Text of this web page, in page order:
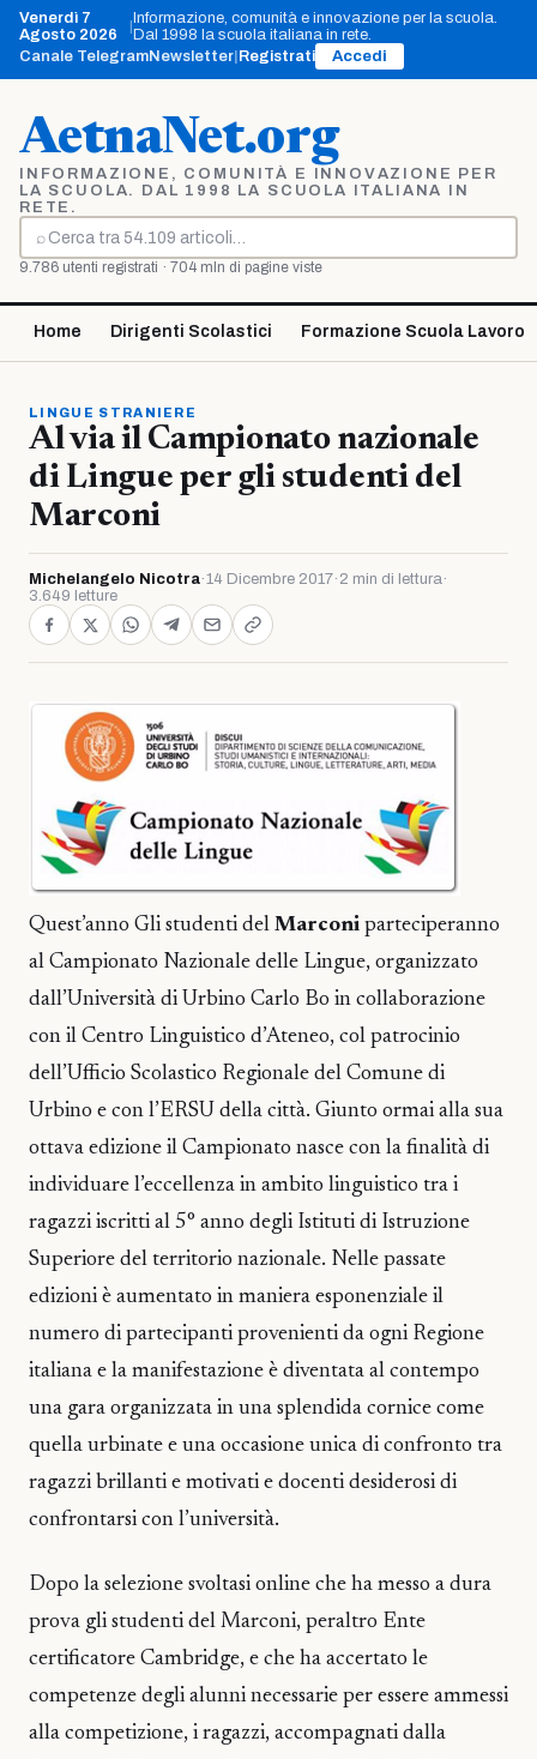
Vai
contenuto
Venerdì 7
Agosto 2026
Informazione, comunità e innovazione per la scuola.
Dal 1998 la scuola italiana in rete.
Canale TelegramNewsletter Registrati Accedi
AetnaNet.org
INFORMAZIONE, COMUNITÀ E INNOVAZIONE PER
LA SCUOLA. DAL 1998 LA SCUOLA ITALIANA IN
RETE.
⌕
Cerca
9.786 utenti registrati · 704 mln di pagine viste
Home Dirigenti Scolastici Formazione Scuola Lavoro
LINGUE STRANIERE
Al via il Campionato nazionale
di Lingue per gli studenti del
Marconi
Michelangelo Nicotra·14 Dicembre 2017· 2 min di lettura·
3.649 letture
Quest’anno Gli studenti del Marconi parteciperanno
al Campionato Nazionale delle Lingue, organizzato
dall’Università di Urbino Carlo Bo in collaborazione
con il Centro Linguistico d’Ateneo, col patrocinio
dell’Ufficio Scolastico Regionale del Comune di
Urbino e con l’ERSU della città. Giunto ormai alla sua
ottava edizione il Campionato nasce con la finalità di
individuare l’eccellenza in ambito linguistico tra i
ragazzi iscritti al 5° anno degli Istituti di Istruzione
Superiore del territorio nazionale. Nelle passate
edizioni è aumentato in maniera esponenziale il
numero di partecipanti provenienti da ogni Regione
italiana e la manifestazione è diventata al contempo
una gara organizzata in una splendida cornice come
quella urbinate e una occasione unica di confronto tra
ragazzi brillanti e motivati e docenti desiderosi di
confrontarsi con l’università.
Dopo la selezione svoltasi online che ha messo a dura
prova gli studenti del Marconi, peraltro Ente
certificatore Cambridge, e che ha accertato le
competenze degli alunni necessarie per essere ammessi
alla competizione, i ragazzi, accompagnati dalla